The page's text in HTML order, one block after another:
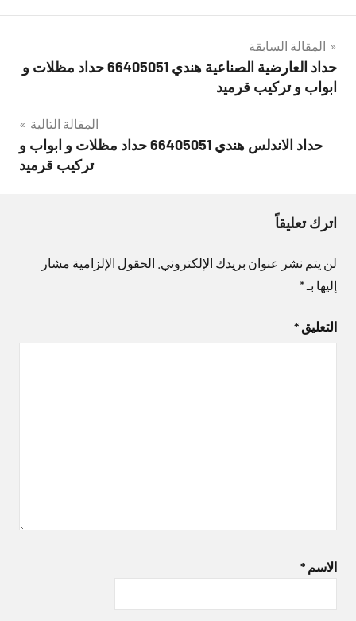
تصفّح
المقالات
المقالة السابقة
حداد العارضية الصناعية هندي 66405051 حداد مظلات و
ابواب و تركيب قرميد
المقالة التالية
حداد الاندلس هندي 66405051 حداد مظلات و ابواب و
تركيب قرميد
اترك تعليقاً
لن يتم نشر عنوان بريدك الإلكتروني. الحقول الإلزامية مشار
إليها بـ*
التعليق *
الاسم *